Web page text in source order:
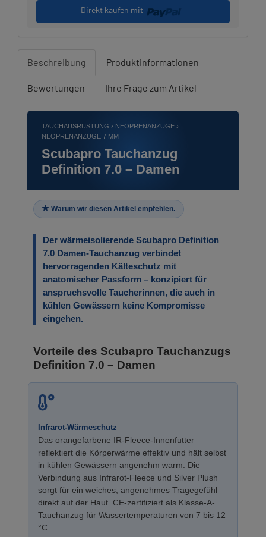
Direkt kaufen mit
Beschreibung Produktinformationen
Bewertungen Ihre Frage zum Artikel
TAUCHAUSRÜSTUNG › NEOPRENANZÜGE ›
NEOPRENANZÜGE 7 MM
Scubapro Tauchanzug
Definition 7.0 – Damen
Warum wir diesen Artikel empfehlen.
Der wärmeisolierende Scubapro Definition
7.0 Damen-Tauchanzug verbindet
hervorragenden Kälteschutz mit
anatomischer Passform – konzipiert für
anspruchsvolle Taucherinnen, die auch in
kühlen Gewässern keine Kompromisse
eingehen.
Vorteile des Scubapro Tauchanzugs
Definition 7.0 – Damen
Infrarot-Wärmeschutz
Das orangefarbene IR-Fleece-Innenfutter
reflektiert die Körperwärme effektiv und hält selbst
in kühlen Gewässern angenehm warm. Die
Verbindung aus Infrarot-Fleece und Silver Plush
sorgt für ein weiches, angenehmes Tragegefühl
direkt auf der Haut. CE-zertifiziert als Klasse-A-
Tauchanzug für Wassertemperaturen von 7 bis 12
°C.